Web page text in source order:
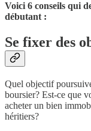
Voici 6 conseils qui
débutant :
Se fixer des
Quel objectif
boursier? Est-ce que
acheter un bien
héritiers?